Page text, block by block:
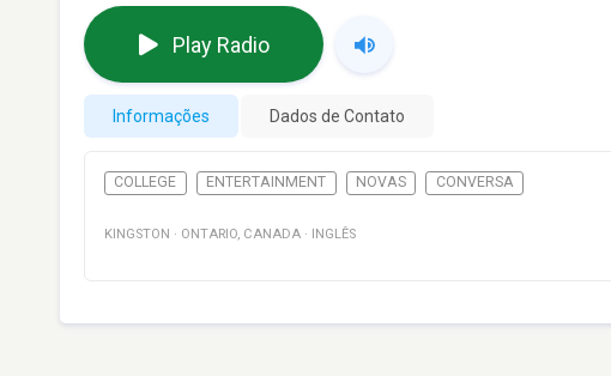
Play Radio
Informações Dados de Contato
COLLEGE ENTERTAINMENT NOVAS CONVERSA
KINGSTON · ONTARIO, CANADA · INGLÊS